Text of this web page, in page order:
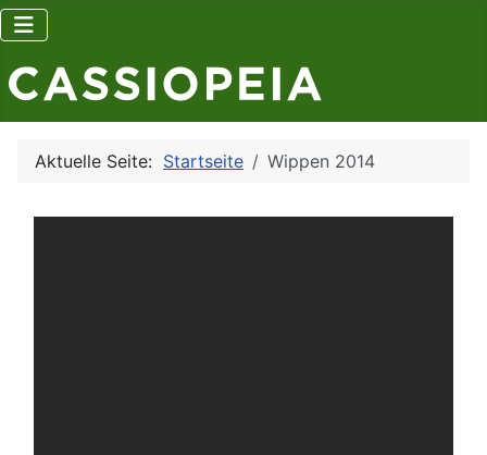
Aktuelle Seite: Startseite Wippen 2014